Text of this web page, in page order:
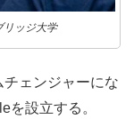
ッジ大学
ェンジャーにな
を設立する。